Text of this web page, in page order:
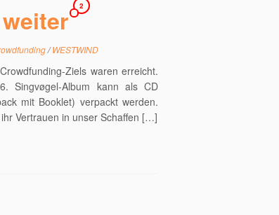
2
/WESTWIND
Ziels waren erreicht.
Singvøgel-Album kann als CD
mit Booklet) verpackt werden.
Vertrauen in unser Schaffen […]